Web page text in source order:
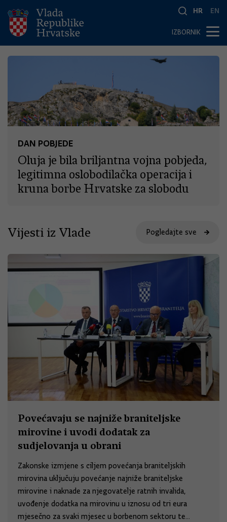
HR EN
IZBORNIK
DAN POBJEDE
Oluja je bila briljantna vojna pobjeda,
legitimna oslobodilačka operacija i
kruna borbe Hrvatske za slobodu
Vijesti iz Vlade Pogledajte sve
Povećavaju se najniže braniteljske
mirovine i uvodi dodatak za
sudjelovanja u obrani
Zakonske izmjene s ciljem povećanja braniteljskih
mirovina uključuju povećanje najniže braniteljske
mirovine i naknade za njegovatelje ratnih invalida,
uvođenje dodatka na mirovinu u iznosu od tri eura
mjesečno za svaki mjesec u borbenom sektoru te...